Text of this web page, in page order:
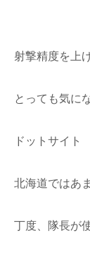
射撃精度を上
とっても気に
ドットサイト
北海道ではあ
丁度、隊長が